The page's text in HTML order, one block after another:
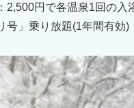
：2,500円で各温泉1回の入
号」乗り放題(1年間有効)